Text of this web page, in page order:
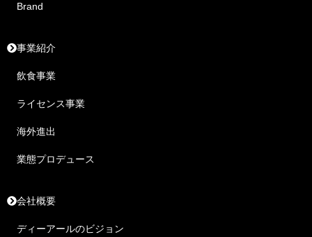
Brand
事業紹介
飲食事業
ライセンス事業
海外進出
業態プロデュース
会社概要
ディーアールのビジョン